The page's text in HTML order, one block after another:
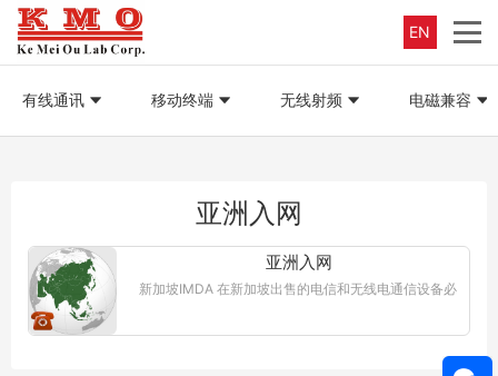
EN
有线通讯 移动终端 无线射频 电磁兼容
亚洲入网
亚洲入网
新加坡IMDA 在新加坡出售的电信和无线电通信设备必